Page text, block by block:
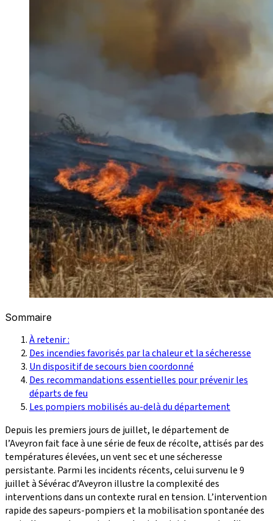
Sommaire
À retenir :
Des incendies favorisés par la chaleur et la sécheresse
Un dispositif de secours bien coordonné
Des recommandations essentielles pour prévenir les
départs de feu
Les pompiers mobilisés au-delà du département
Depuis les premiers jours de juillet, le département de
l’Aveyron fait face à une série de feux de récolte, attisés par des
températures élevées, un vent sec et une sécheresse
persistante. Parmi les incidents récents, celui survenu le 9
juillet à Sévérac d’Aveyron illustre la complexité des
interventions dans un contexte rural en tension. L’intervention
rapide des sapeurs-pompiers et la mobilisation spontanée des